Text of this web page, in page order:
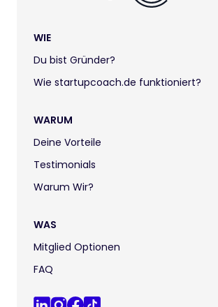
WIE
Du bist Gründer?
Wie startupcoach.de funktioniert?
WARUM
Deine Vorteile
Testimonials
Warum Wir?
WAS
Mitglied Optionen
FAQ